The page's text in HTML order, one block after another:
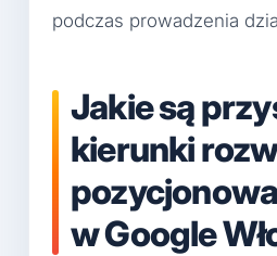
podczas prowadzenia
Jakie są
kierunki
w Google